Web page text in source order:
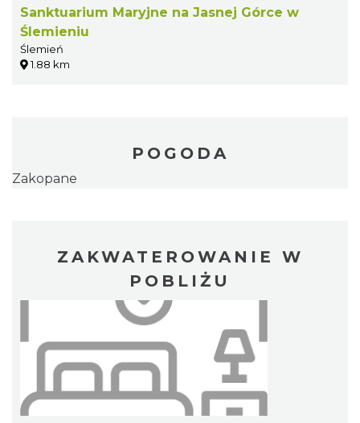
Sanktuarium Maryjne na Jasnej Górce w
Ślemieniu
Ślemień
1.88 km
POGODA
Zakopane
ZAKWATEROWANIE W
POBLIŻU